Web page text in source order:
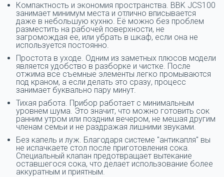
Компактность и экономия пространства. BBK JCS100
занимает минимум места и отлично вписывается
даже в небольшую кухню. Её можно без проблем
разместить на рабочей поверхности, не
загромождая ее, или убрать в шкаф, если она не
используется постоянно.
Простота в уходе. Одним из заметных плюсов модели
является удобство в разборке и чистке. После
отжима все съемные элементы легко промываются
под краном, а если делать это сразу, процесс
занимает буквально пару минут.
Тихая работа. Прибор работает с минимальным
уровнем шума. Это значит, что можно готовить сок
ранним утром или поздним вечером, не мешая другим
членам семьи и не раздражая лишними звуками.
Без капель и луж. Благодаря системе "антикапля" вы
не испачкаете стол после приготовления сока.
Специальный клапан предотвращает вытекание
оставшегося сока, что делает использование более
аккуратным и приятным.